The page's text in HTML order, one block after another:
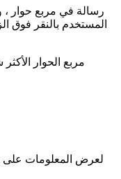
المستخدم بالنقر فوق
مربع الحوار